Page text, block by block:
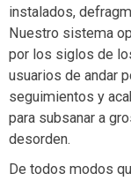
instalados,
Nuestro sistema
por los siglos de
usuarios de andar
seguimientos y
para subsanar a
desorden.
De todos modos